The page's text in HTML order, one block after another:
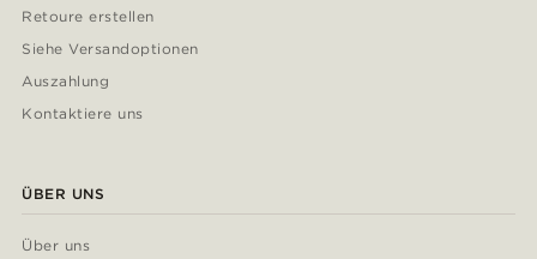
Retoure erstellen
Siehe Versandoptionen
Auszahlung
Kontaktiere uns
ÜBER UNS
Über uns